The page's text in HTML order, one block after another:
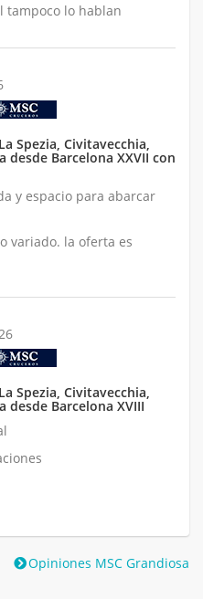
tampoco lo hablan
Spezia, Civitavecchia,
desde Barcelona XXVII con
y espacio para abarcar
variado. la oferta es
Spezia, Civitavecchia,
desde Barcelona XVIII
Opiniones MSC Grandiosa